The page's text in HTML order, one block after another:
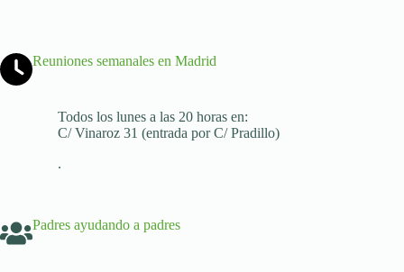
Reuniones semanales en Madrid
Todos los lunes a las 20 horas en:
C/ Vinaroz 31 (entrada por C/ Pradillo)
.
Padres ayudando a padres